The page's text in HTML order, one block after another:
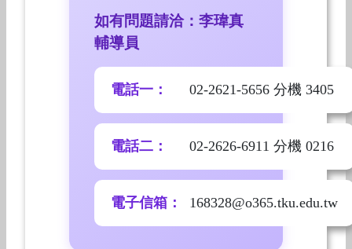
如有問題請洽：李瑋真
輔導員
電話一： 02-2621-5656 分機 3405
電話二： 02-2626-6911 分機 0216
電子信箱： 168328@o365.tku.edu.tw